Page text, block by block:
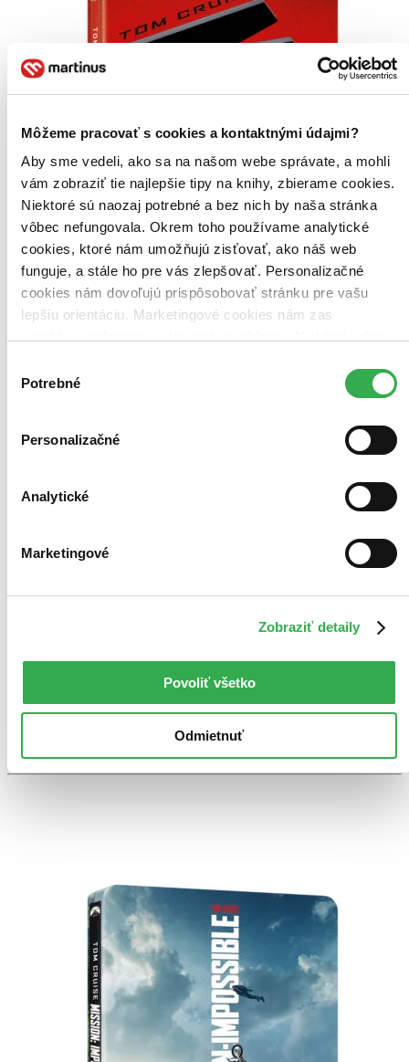
Môžeme pracovať s cookies a kontaktnými údajmi?
Aby sme vedeli, ako sa na našom webe správate, a mohli
vám zobraziť tie najlepšie tipy na knihy, zbierame cookies.
Niektoré sú naozaj potrebné a bez nich by naša stránka
vôbec nefungovala. Okrem toho používame analytické
cookies, ktoré nám umožňujú zisťovať, ako náš web
funguje, a stále ho pre vás zlepšovať. Personalizačné
cookies nám dovoľujú prispôsobovať stránku pre vašu
lepšiu orientáciu. Marketingové cookies nám zas
keby sme mohli používať všetky tieto cookies. Ďakujeme!
súhlasu
Potrebné
Personalizačné
Analytické
Marketingové
Zobraziť detaily
Povoliť všetko
Odmietnuť
CZ
Tom Cruise
Ving Rhames
Vanessa Kirby
Ach, mrzí nás to, z tohto filmu sa už predali všetky kusy a
nemáme ho na sklade my ani distribútor :( Teoreticky však
môžete mať šťastie v niektorých iných obchodoch, ktoré ešte
nepredali posledné kusy.